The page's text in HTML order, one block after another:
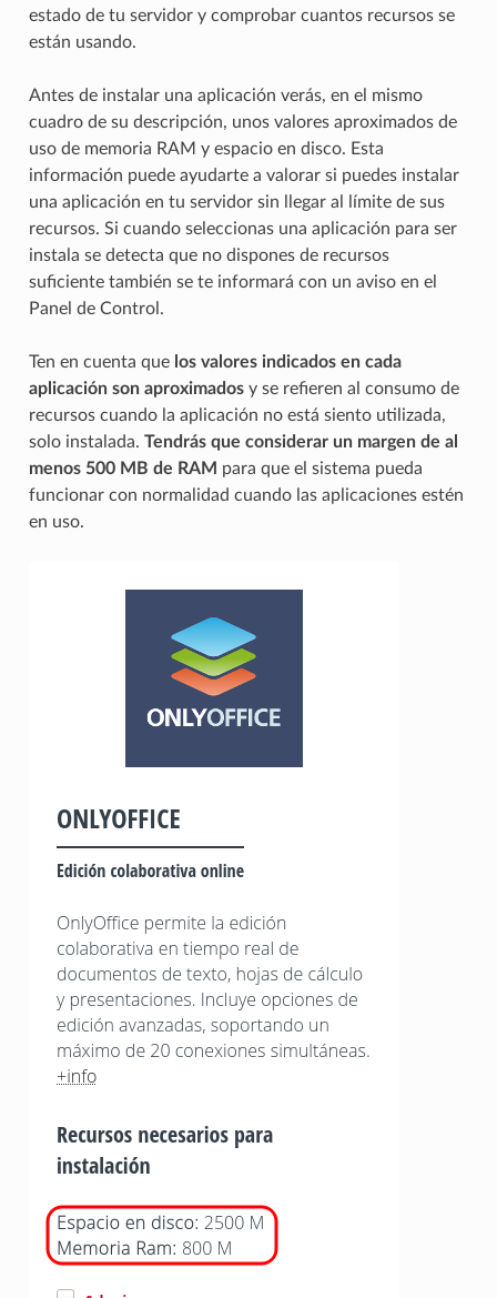
estado de tu servidor y comprobar cuantos recursos se
están usando.
Antes de instalar una aplicación verás, en el mismo
cuadro de su descripción, unos valores aproximados de
uso de memoria RAM y espacio en disco. Esta
información puede ayudarte a valorar si puedes instalar
una aplicación en tu servidor sin llegar al límite de sus
recursos. Si cuando seleccionas una aplicación para ser
instala se detecta que no dispones de recursos
suficiente también se te informará con un aviso en el
Panel de Control.
Ten en cuenta que los valores indicados en cada
aplicación son aproximadosy se refieren al consumo de
recursos cuando la aplicación no está siento utilizada,
solo instalada. Tendrás que considerar un margen de al
menos 500 MB de RAM para que el sistema pueda
funcionar con normalidad cuando las aplicaciones estén
en uso.